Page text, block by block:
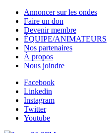
Annoncer sur les ondes
Faire un don
Devenir membre
ÉQUIPE/ANIMATEURS
Nos partenaires
À propos
Nous joindre
Facebook
Linkedin
Instagram
Twitter
Youtube